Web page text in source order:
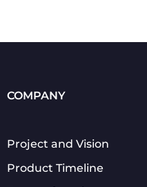
COMPANY
Project and Vision
Product Timeline